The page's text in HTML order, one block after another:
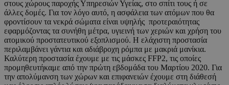
στους χώρους παροχής Υπηρεσιών Υγείας, στο σπίτι τους ή σε
άλλες δομές. Για τον λόγο αυτό, η ασφάλεια των ατόμων που θα
φροντίσουν τα νεκρά σώματα είναι υψηλής προτεραιότητας
εφαρμόζοντας τα συνήθη μέτρα, υγιεινή των χεριών και χρήση του
ατομικού προστατευτικού εξοπλισμού. Η ελάχιστη προστασία
περιλαμβάνει γάντια και αδιάβροχη ρόμπα με μακριά μανίκια.
Καλύτερη προστασία έχουμε με τις μάσκες FFP2, τις οποίες
προμηθευτήκαμε από την πρώτη εβδομάδα του Μαρτίου 2020. Για
την απολύμανση των χώρων και επιφανειών έχουμε στη διάθεσή